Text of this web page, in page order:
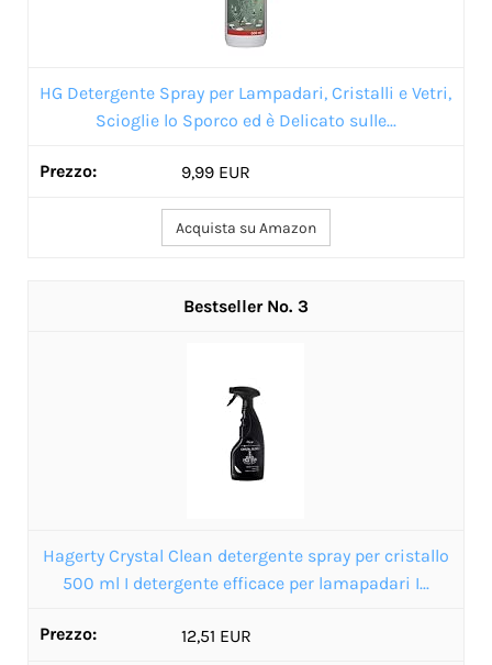
HG Detergente Spray per Lampadari, Cristalli e Vetri,
Scioglie lo Sporco ed è Delicato sulle...
9,99 EUR
Acquista su Amazon
3
Hagerty Crystal Clean detergente spray per cristallo
500 ml I detergente efficace per lamapadari I...
12,51 EUR